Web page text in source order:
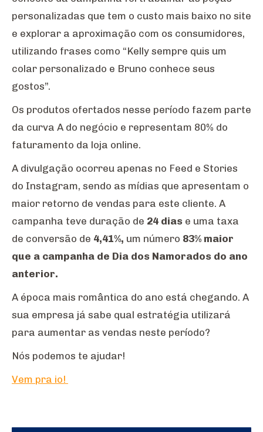
personalizadas que tem o custo mais baixo no site
e explorar a aproximação com os consumidores,
utilizando frases como “Kelly sempre quis um
colar personalizado e Bruno conhece seus
gostos”.
Os produtos ofertados nesse período fazem parte
da curva A do negócio e representam 80% do
faturamento da loja online.
A divulgação ocorreu apenas no Feed e Stories
do Instagram, sendo as mídias que apresentam o
maior retorno de vendas para este cliente. A
campanha teve duração de 24 dias e uma taxa
de conversão de 4,41%, um número 83% maior
que a campanha de Dia dos Namorados do ano
anterior.
A época mais romântica do ano está chegando. A
sua empresa já sabe qual estratégia utilizará
para aumentar as vendas neste período?
Nós podemos te ajudar!
Vem pra io!